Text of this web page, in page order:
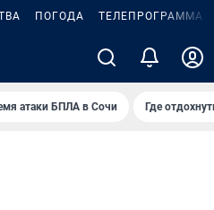
ПОГОДА ТЕЛЕПРОГРАММА
атаки БПЛА в Сочи Где